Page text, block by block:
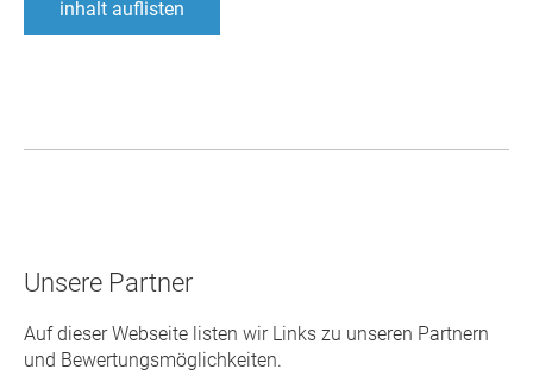
inhalt auflisten
Unsere Partner
Auf dieser Webseite listen wir Links zu unseren Partnern
und Bewertungsmöglichkeiten.